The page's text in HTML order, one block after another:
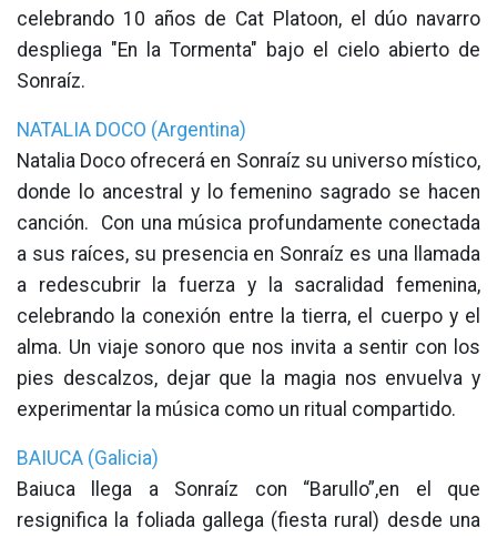
celebrando 10 años de Cat Platoon, el dúo navarro
despliega "En la Tormenta" bajo el cielo abierto de
Sonraíz.
NATALIA DOCO (Argentina)
Natalia Doco ofrecerá en Sonraíz su universo místico,
donde lo ancestral y lo femenino sagrado se hacen
canción. Con una música profundamente conectada
a sus raíces, su presencia en Sonraíz es una llamada
a redescubrir la fuerza y la sacralidad femenina,
celebrando la conexión entre la tierra, el cuerpo y el
alma. Un viaje sonoro que nos invita a sentir con los
pies descalzos, dejar que la magia nos envuelva y
experimentar la música como un ritual compartido.
BAIUCA (Galicia)
Baiuca llega a Sonraíz con “Barullo”,en el que
resignifica la foliada gallega (fiesta rural) desde una